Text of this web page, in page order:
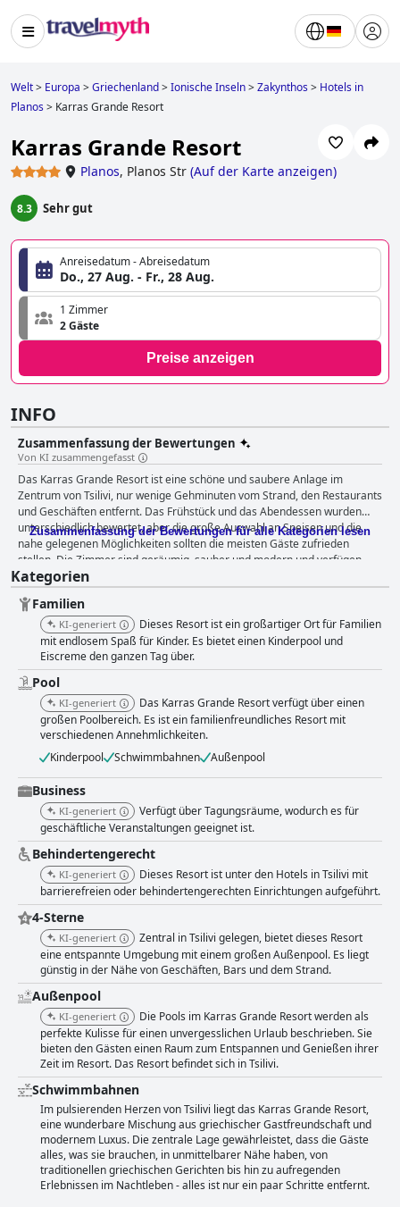
Welt> Europa >Griechenland>Ionische Inseln>Zakynthos> Hotels in
Planos> Karras Grande Resort
Karras Grande Resort
Planos, Planos Str (Auf der Karte anzeigen)
8.3 Sehr gut
Anreisedatum - Abreisedatum
Do., 27 Aug. - Fr., 28 Aug.
1 Zimmer
2 Gäste
Preise anzeigen
INFO
Zusammenfassung der Bewertungen
Von KI zusammengefasst
Das Karras Grande Resort ist eine schöne und saubere Anlage im
Zentrum von Tsilivi, nur wenige Gehminuten vom Strand, den Restaurants
und Geschäften entfernt. Das Frühstück und das Abendessen wurden
unterschiedlich bewertet, aber die große Auswahl an Speisen und die
nahe gelegenen Möglichkeiten sollten die meisten Gäste zufrieden
stellen. Die Zimmer sind geräumig, sauber und modern und verfügen
über bequeme Betten, auch wenn es in einigen Zimmern Probleme gibt,
wie z. B. eine schlechte Klimaanlage oder veraltete Bäder. Das Personal
ist freundlich, hilfsbereit und zuvorkommend, auch wenn einige Gäste
unprofessionelles Verhalten bemerkt haben. Der Außenpoolbereich ist
ein Highlight mit mehreren Pools zur Auswahl und einer Vielzahl von
Sonnenliegen. Das Resort ist eine großartige Option für Familien mit
endlosem Spaß für Kinder, obwohl die Handtuchsituation besser sein
könnte. Insgesamt ist das Karras Grande Resort eine gute Wahl für alle,
die in Tsilivi in Strandnähe wohnen möchten.
Zusammenfassung der Bewertungen für alle Kategorien lesen
Kategorien
Familien
KI-generiert
Dieses Resort ist ein großartiger Ort für Familien
mit endlosem Spaß für Kinder. Es bietet einen Kinderpool und
Eiscreme den ganzen Tag über.
Pool
KI-generiert
Das Karras Grande Resort verfügt über einen
großen Poolbereich. Es ist ein familienfreundliches Resort mit
verschiedenen Annehmlichkeiten.
Kinderpool
Schwimmbahnen Außenpool
Business
KI-generiert
Verfügt über Tagungsräume, wodurch es für
geschäftliche Veranstaltungen geeignet ist.
Behindertengerecht
KI-generiert
Dieses Resort ist unter den Hotels in Tsilivi mit
barrierefreien oder behindertengerechten Einrichtungen aufgeführt.
4-Sterne
KI-generiert
Zentral in Tsilivi gelegen, bietet dieses Resort
eine entspannte Umgebung mit einem großen Außenpool. Es liegt
günstig in der Nähe von Geschäften, Bars und dem Strand.
Außenpool
KI-generiert
Die Pools im Karras Grande Resort werden als
perfekte Kulisse für einen unvergesslichen Urlaub beschrieben. Sie
bieten den Gästen einen Raum zum Entspannen und Genießen ihrer
Zeit im Resort. Das Resort befindet sich in Tsilivi.
Schwimmbahnen
Im pulsierenden Herzen von Tsilivi liegt das Karras Grande Resort,
eine wunderbare Mischung aus griechischer Gastfreundschaft und
modernem Luxus. Die zentrale Lage gewährleistet, dass die Gäste
alles, was sie brauchen, in unmittelbarer Nähe haben, von
traditionellen griechischen Gerichten bis hin zu aufregenden
Erlebnissen im Nachtleben - alles ist nur ein paar Schritte entfernt.